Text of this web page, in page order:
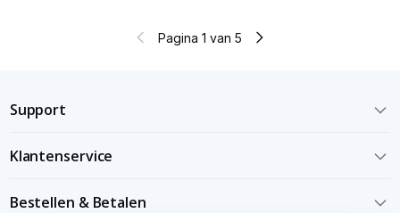
Pagina 1 van 5
Support
Klantenservice
Bestellen & Betalen